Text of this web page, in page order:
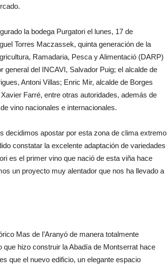
la bodega Purgatori el lunes, 17 de
Torres Maczassek, quinta generación de la
Ramadaria, Pesca y Alimentació (DARP)
general del INCAVI, Salvador Puig; el alcalde de
Antoni Villas; Enric Mir, alcalde de Borges
Farré, entre otras autoridades, además de
vino nacionales e internacionales.
decidimos apostar por esta zona de clima extremo
constatar la excelente adaptación de variedades
es el primer vino que nació de esta viña hace
un proyecto muy alentador que nos ha llevado a
Mas de l’Aranyó de manera totalmente
hizo construir la Abadía de Montserrat hace
que el nuevo edificio, un elegante espacio